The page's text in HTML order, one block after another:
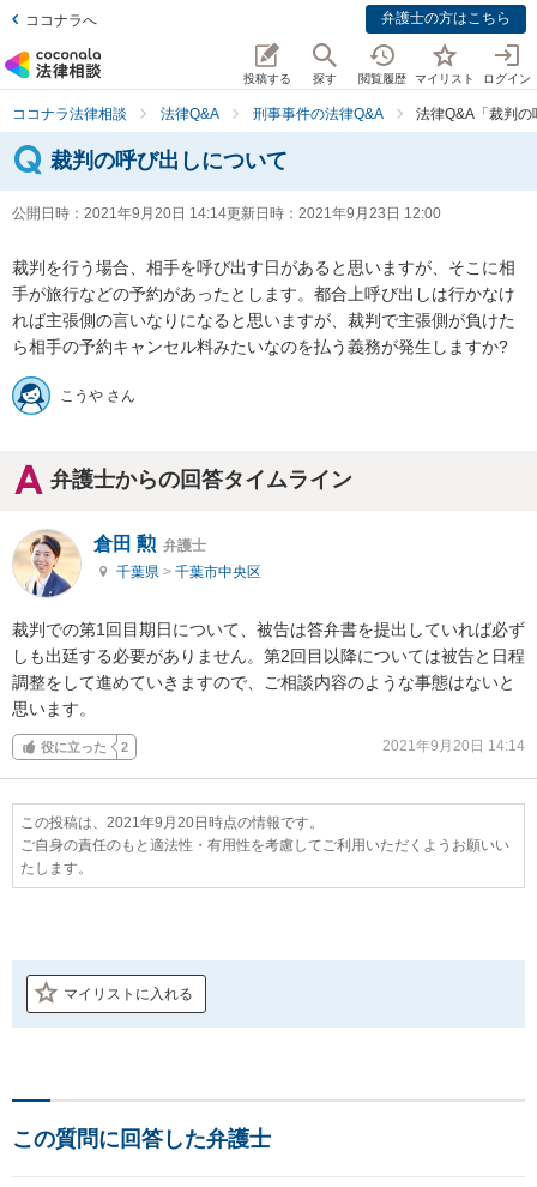
ココナラへ 弁護士の方はこちら
投稿する 探す 閲覧履歴 マイリスト ログイン
ココナラ法律相談 法律Q&A 刑事事件の法律Q&A 法律Q&A「裁判
裁判の呼び出しについて
公開日時： 2021年9月20日 14:14更新日時： 2021年9月23日 12:00
裁判を行う場合、相手を呼び出す日があると思いますが、そこに相
手が旅行などの予約があったとします。都合上呼び出しは行かなけ
れば主張側の言いなりになると思いますが、裁判で主張側が負けた
ら相手の予約キャンセル料みたいなのを払う義務が発生しますか?
こうや さん
弁護士からの回答タイムライン
倉田 勲 弁護士
千葉県 > 千葉市中央区
裁判での第1回目期日について、被告は答弁書を提出していれば必ず
しも出廷する必要がありません。第2回目以降については被告と日程
調整をして進めていきますので、ご相談内容のような事態はないと
思います。
役に立った 2 2021年9月20日 14:14
この投稿は、2021年9月20日時点の情報です。
ご自身の責任のもと適法性・有用性を考慮してご利用いただくようお願いい
たします。
マイリストに入れる
この質問に回答した弁護士